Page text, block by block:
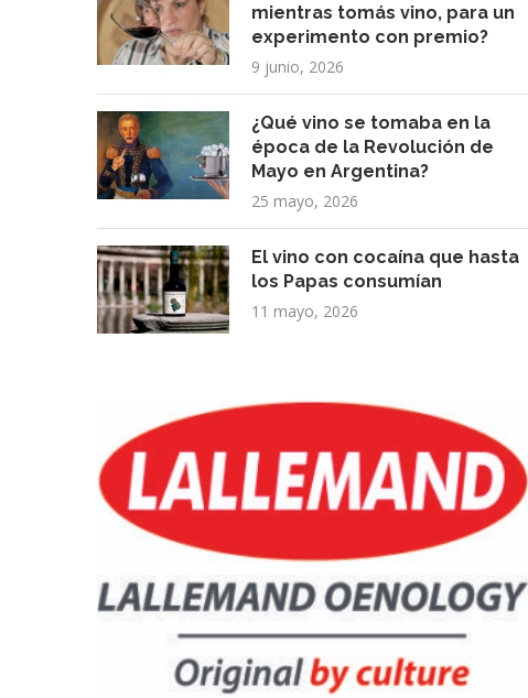
mientras tomás vino, para un
experimento con premio?
9 junio, 2026
¿Qué vino se tomaba en la
época de la Revolución de
Mayo en Argentina?
25 mayo, 2026
El vino con cocaína que hasta
los Papas consumían
11 mayo, 2026